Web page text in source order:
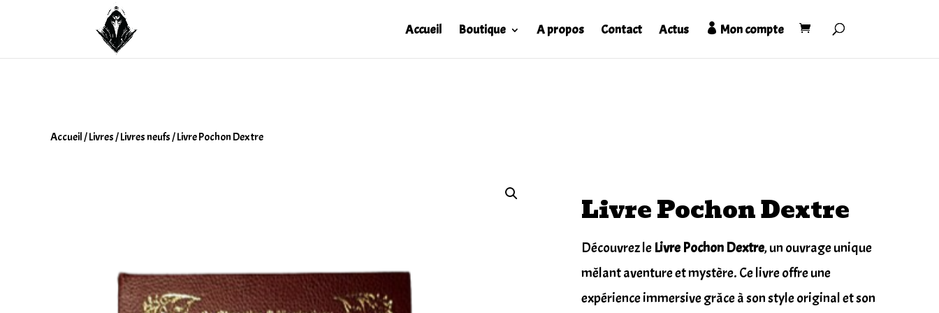
Accueil Boutique A propos Contact Actus Mon compte
Accueil/Livres/Livres neufs/ Livre Pochon Dextre
Livre Pochon Dextre
Découvrez leLivre Pochon Dextre, un ouvrage unique
mêlant aventure et mystère. Ce livre offre une
expérience immersive grâce à son style original et son